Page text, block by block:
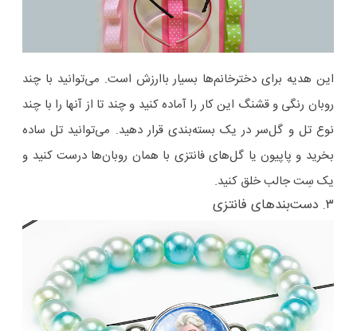
این هدیه برای دخترخانم‌ها بسیار باارزش است. می‌توانید با چند
روبان رنگی و قشنگ این کار را آماده کنید و چند تا از آنها را با چند
نوع تل و گل‌سر در یک بسته‌بندی قرار دهید. می‌توانید تل ساده
بخرید و پاپیون یا گل‌های فانتزی با همان روبان‌ها درست کنید و
یک سِت جالب خلق کنید.
۳. دست‌بندهای فانتزی